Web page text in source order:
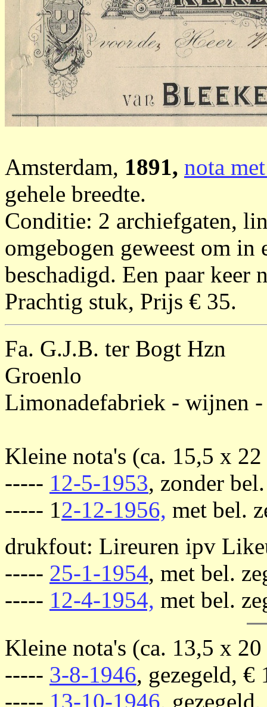
Amsterdam, 1891, nota
gehele breedte.
Conditie: 2 archiefgaten,
omgebogen geweest om in
beschadigd. Een paar keer
Prachtig stuk, Prijs € 35.
Fa. G.J.B. ter Bogt Hzn
Groenlo
Limonadefabriek - wijnen
Kleine nota's (ca. 15,5 x
----- 12-5-1953, zonder
----- 12-12-1956, met bel.
drukfout: Lireuren ipv
----- 25-1-1954, met bel.
----- 12-4-1954, met bel.
Kleine nota's (ca. 13,5 x
----- 3-8-1946, gezegeld, €
----- 13-10-1946,